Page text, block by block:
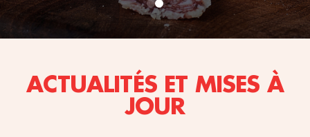
ACTUALITÉS ET MISES À
JOUR